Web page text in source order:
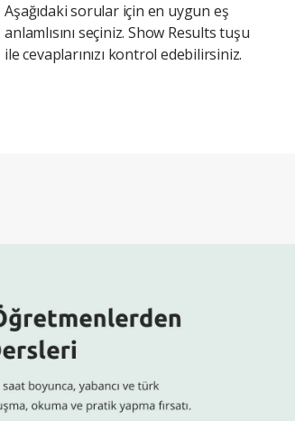
Aşağıdaki sorular için en uygun eş
anlamlısını seçiniz. Show Results tuşu
ile cevaplarınızı kontrol edebilirsiniz.